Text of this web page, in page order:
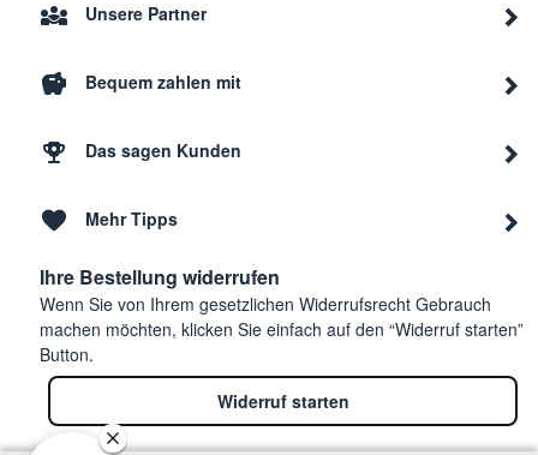
Unsere Partner
Bequem zahlen mit
Das sagen Kunden
Mehr Tipps
Ihre Bestellung widerrufen
Wenn Sie von Ihrem gesetzlichen Widerrufsrecht Gebrauch
machen möchten, klicken Sie einfach auf den “Widerruf starten”
Button.
Widerruf starten